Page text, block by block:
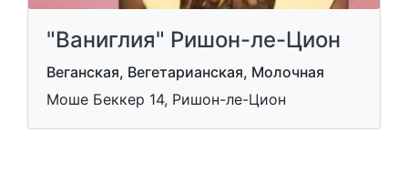
"Ваниглия" Ришон-ле-Цион
Веганская, Вегетарианская, Молочная
Моше Беккер 14, Ришон-ле-Цион